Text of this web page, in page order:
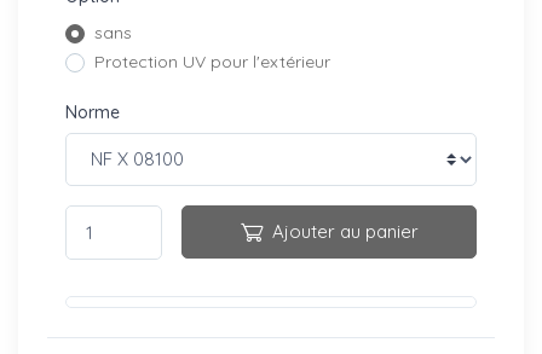
sans
Protection UV pour l'extérieur
Norme
Ajouter au panier